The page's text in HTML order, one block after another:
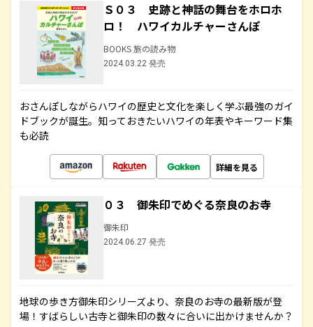
Ｓ０３ 史跡と神話の舞台をホロホ
ロ！ ハワイカルチャーさんぽ
BOOKS 旅の読み物
2024.03.22 発売
おさんぽしながらハワイの歴史と文化を楽しく学ぶ最強のガイ
ドブックが誕生。知っておきたいハワイの年表やキーワード集
も必読
詳細を見る
０３ 御朱印でめぐる奈良のお寺
御朱印
2024.06.27 発売
地球の歩き方御朱印シリーズより、奈良のお寺の最新版が登
場！すばらしい古寺と御朱印の数々に合いに出かけませんか？